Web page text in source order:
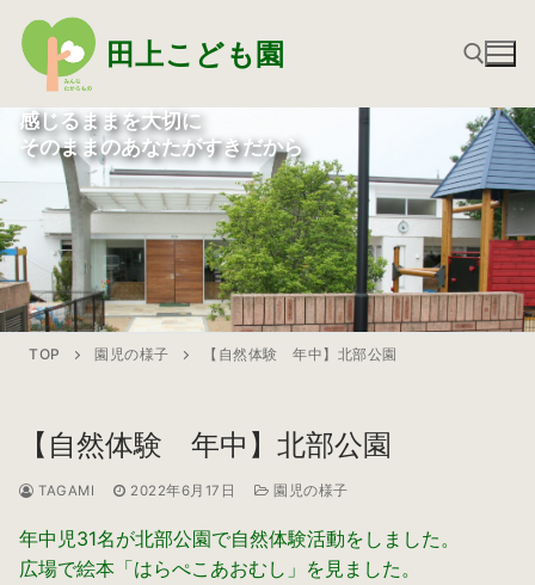
ン
ス
キ
ッ
プ
田上こども園
検索:
感じるままを大切に
そのままのあなたがすきだから
TOP 園児の様子 【自然体験 年中】北部公園
【自然体験 年中】北部公園
TAGAMI 2022年6月17日 園児の様子
年中児31名が北部公園で自然体験活動をしました。
広場で絵本「はらぺこあおむし」を見ました。